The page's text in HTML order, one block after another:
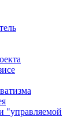
"управляемой